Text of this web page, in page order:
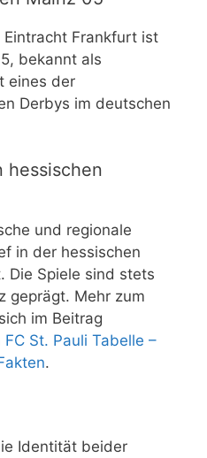
Eintracht Frankfurt ist
bekannt als
eines der
Derbys im deutschen
hessischen
und regionale
in der hessischen
Die Spiele sind stets
geprägt. Mehr zum
im Beitrag
St. Pauli Tabelle –
.
Identität beider